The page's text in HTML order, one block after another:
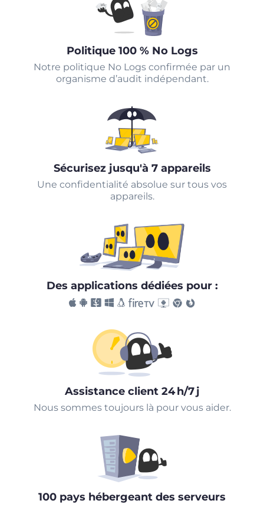
Politique 100 % No Logs
Notre politique No Logs confirmée par un
organisme d’audit indépendant.
Sécurisez jusqu'à 7 appareils
Une confidentialité absolue sur tous vos
appareils.
Des applications dédiées pour :
Assistance client 24 h/7 j
Nous sommes toujours là pour vous aider.
100 pays hébergeant des serveurs